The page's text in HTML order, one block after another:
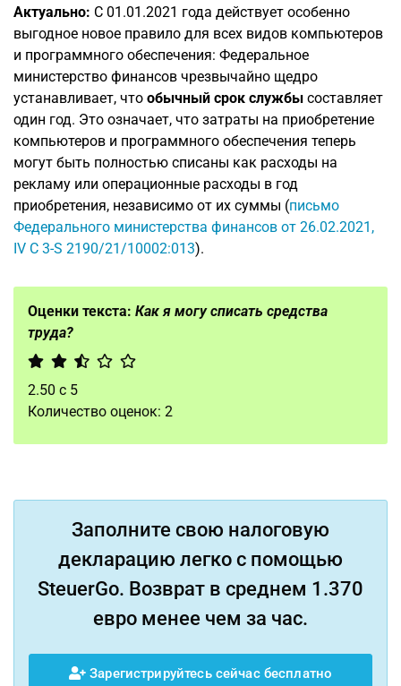
Актуально: С 01.01.2021 года действует особенно
выгодное новое правило для всех видов компьютеров
и программного обеспечения: Федеральное
министерство финансов чрезвычайно щедро
устанавливает, что обычный срок службы составляет
один год. Это означает, что затраты на приобретение
компьютеров и программного обеспечения теперь
могут быть полностью списаны как расходы на
рекламу или операционные расходы в год
приобретения, независимо от их суммы (письмо
Федерального министерства финансов от 26.02.2021,
IV C 3-S 2190/21/10002:013).
Оценки текста: Как я могу списать средства
труда?
2.50 с 5
Количество оценок: 2
Заполните свою налоговую
декларацию легко с помощью
SteuerGo. Возврат в среднем 1.370
евро менее чем за час.
Зарегистрируйтесь сейчас бесплатно